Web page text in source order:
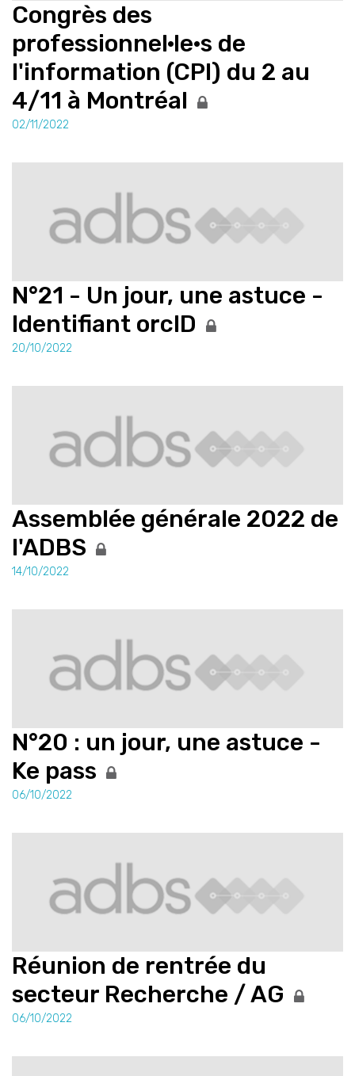
Congrès des
professionnel·le·s de
l'information (CPI) du 2 au
4/11 à Montréal
02/11/2022
N°21 - Un jour, une astuce -
Identifiant orcID
20/10/2022
Assemblée générale 2022 de
l'ADBS
14/10/2022
N°20 : un jour, une astuce -
Ke pass
06/10/2022
Réunion de rentrée du
secteur Recherche / AG
06/10/2022